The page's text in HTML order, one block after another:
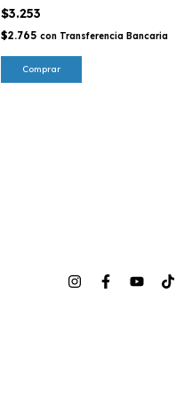
$3.253
$2.765 con Transferencia Bancaria